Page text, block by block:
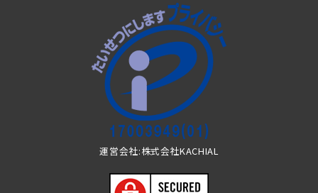
運営会社:株式会社KACHIAL